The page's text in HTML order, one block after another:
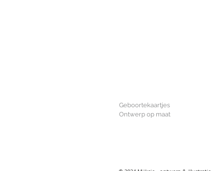
Geboortekaartjes
Ontwerp op maat